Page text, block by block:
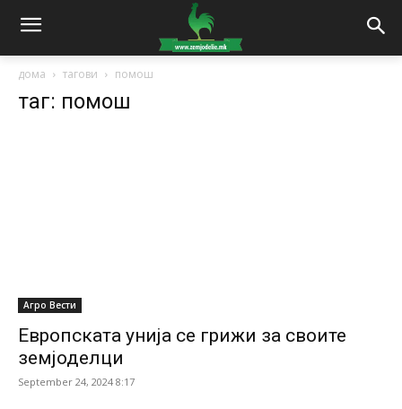
дома тагови помош
таг: помош
Агро Вести
Европската унија се грижи за своите
земјоделци
September 24, 2024 8:17